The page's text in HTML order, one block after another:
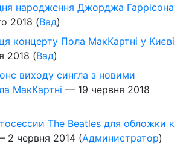
народження Джорджа Гаррісона
2018 (Вад)
концерту Пола МакКартні у Києві
2018 (Вад)
виходу сингла з новими
МакКартні — 19 червня 2018
The Beatles для обложки к
2 червня 2014 (Администратор)